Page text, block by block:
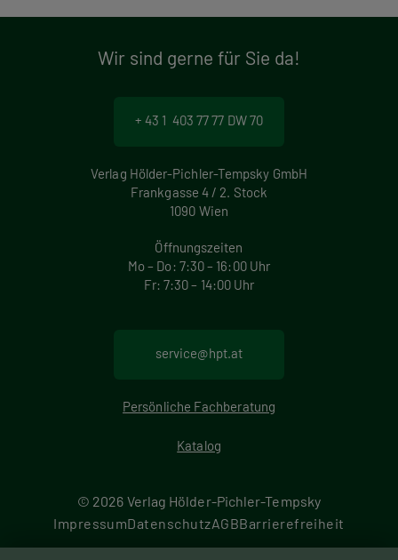
Wir sind gerne für Sie da!
+ 43 1 403 77 77 DW 70
Verlag Hölder-Pichler-Tempsky GmbH
Frankgasse 4 / 2. Stock
1090 Wien
Öffnungszeiten
Mo – Do: 7:30 – 16:00 Uhr
Fr: 7:30 – 14:00 Uhr
service@hpt.at
Persönliche Fachberatung
Katalog
© 2026 Verlag Hölder-Pichler-Tempsky
F
ImpressumDatenschutzAGBBarrierefreiheit